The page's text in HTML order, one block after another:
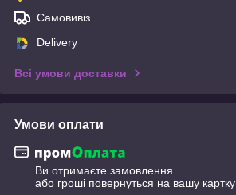
Самовивіз
Delivery
Всі умови доставки
Умови оплати
Ви отримаєте замовлення
або гроші повернуться на вашу картку